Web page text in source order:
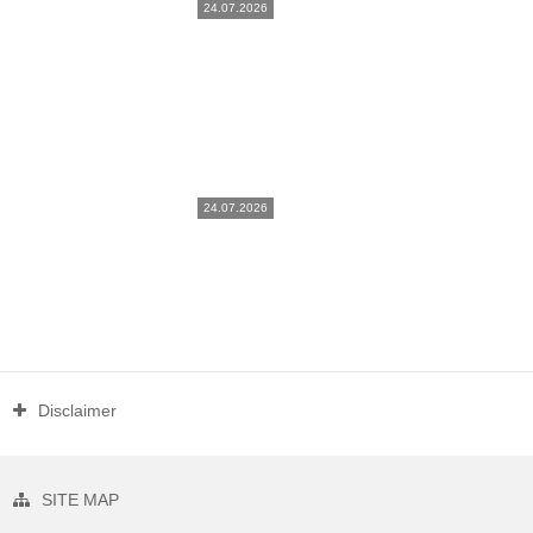
24.07.2026
24.07.2026
Disclaimer
SITE MAP